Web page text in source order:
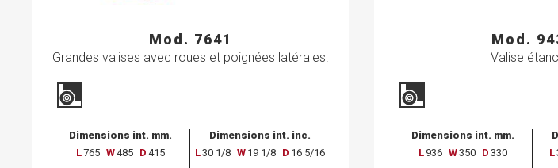
Mod. 7641
Grandes valises avec roues et poignées latérales.
Dimensions int. mm.
L765 W485 D 415
Dimensions int. inc.
L30 1/8 W 19 1/8 D 16 5/16
Mod.
Valise
Dimensions int. mm.
L 936 W350 D 330
L